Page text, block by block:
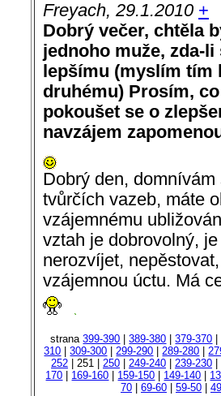
Freyach, 29.1.2010 +
Dobrý večer, chtěla
jednoho muže, zda-
lepšímu (myslím tím
druhému) Prosím,
pokoušet se o
navzájem
Dobrý den,
tvůrčích vazeb, máte
vzájemnému
vztah je dobrovolný,
nerozvíjet,
vzájemnou úctu. Má
strana399-390 |389-380 |379-370
310 |309-300 |299-290 |289-280 |
252 | 251 | 250 249-240 239-230
170
169-160 159-150 149-140
70
69-60 59-50